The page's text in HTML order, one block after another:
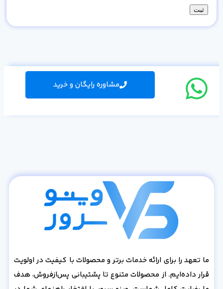
مشاوره رایگان و خرید
ما تعهد را برای ارائه خدمات برتر و محصولات با کیفیت در اولویت
قرار داده‌ایم. از محصولات متنوع تا پشتیبانی پس‌از‌فروش، هدف